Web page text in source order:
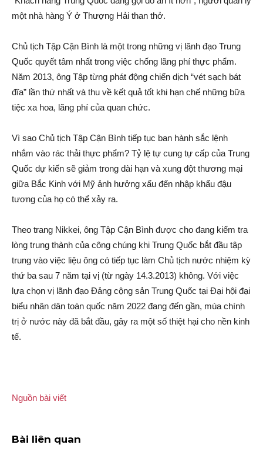
một nhà hàng Ý ở Thượng Hải than thở.
Chủ tịch Tập Cận Bình là một trong những vị lãnh đạo Trung
Quốc quyết tâm nhất trong việc chống lãng phí thực phẩm.
Năm 2013, ông Tập từng phát động chiến dịc‌h “vét sạch bát
đĩa” lần thứ nhất và thu về kết quả tốt khi hạn chế những bữa
tiệc xa hoa, lãng phí của quan chức.
Vì sao Chủ tịch Tập Cận Bình tiếp tục ban hành sắc lệnh
nhắm vào rác thải thực phẩm? Tỷ lệ tự cung tự cấp của Trung
Quốc dự kiến sẽ giảm trong dài hạn và xung đột thương mại
giữa Bắc Kinh với Mỹ ảnh hưởng xấu đến nhập khẩu đậu
tương của họ có thể xảy ra.
Theo trang Nikkei, ông Tập Cận Bình được cho đang kiểm tra
lòng trung thành của công chúng khi Trung Quốc bắt đầu tập
trung vào việc liệu ông có tiếp tục làm Chủ tịch nước nhiệm kỳ
thứ ba sau 7 năm tại vị (từ ngày 14.3.2013) không. Với việc
lựa chọn vị lãnh đạo Đảng cộn‌g sả‌n Trung Quốc tại Đại hội đại
biểu nhân dân toàn quốc năm 2022 đang đến gần, mùa chính
trị ở nước này đã bắt đầu, gây ra một số thi‌ệt hại cho nền kinh
tế.
Nguồn bài viết
Bài liên quan